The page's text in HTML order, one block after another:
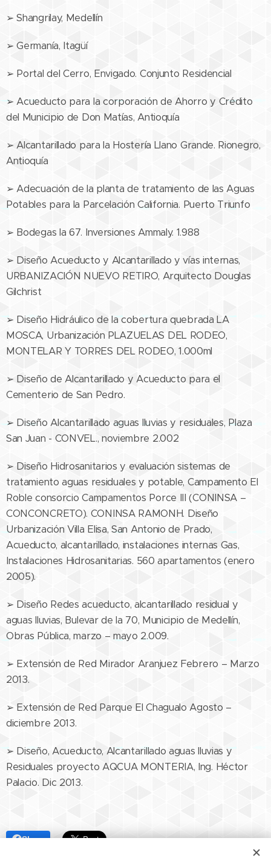
➢ Shangrilay, Medellín
➢ Germanía, Itagüí
➢ Portal del Cerro, Envigado. Conjunto Residencial
➢ Acueducto para la corporación de Ahorro y Crédito
del Municipio de Don Matías, Antioquía
➢ Alcantarillado para la Hostería Llano Grande. Rionegro,
Antioquía
➢ Adecuación de la planta de tratamiento de las Aguas
Potables para la Parcelación California. Puerto Triunfo
➢ Bodegas la 67. Inversiones Ammaly. 1.988
➢ Diseño Acueducto y Alcantarillado y vías internas,
URBANIZACIÓN NUEVO RETIRO, Arquitecto Douglas
Gilchrist
➢ Diseño Hidráulico de la cobertura quebrada LA
MOSCA, Urbanización PLAZUELAS DEL RODEO,
MONTELAR Y TORRES DEL RODEO, 1.000ml
➢ Diseño de Alcantarillado y Acueducto para el
Cementerio de San Pedro.
➢ Diseño Alcantarillado aguas lluvias y residuales, Plaza
San Juan - CONVEL., noviembre 2.002
➢ Diseño Hidrosanitarios y evaluación sistemas de
tratamiento aguas residuales y potable, Campamento El
Roble consorcio Campamentos Porce III (CONINSA –
CONCONCRETO). CONINSA RAMONH. Diseño
Urbanización Villa Elisa, San Antonio de Prado,
Acueducto, alcantarillado, instalaciones internas Gas,
Instalaciones Hidrosanitarias. 560 apartamentos (enero
2005).
➢ Diseño Redes acueducto, alcantarillado residual y
aguas lluvias, Bulevar de la 70, Municipio de Medellín,
Obras Pública, marzo – mayo 2.009.
➢ Extensión de Red Mirador Aranjuez Febrero – Marzo
2013.
➢ Extensión de Red Parque El Chagualo Agosto –
diciembre 2013.
➢ Diseño, Acueducto, Alcantarillado aguas lluvias y
Residuales proyecto AQCUA MONTERIA, Ing. Héctor
Palacio. Dic 2013.
Share